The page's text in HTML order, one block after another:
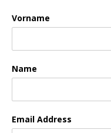
Vorname
Name
Email Address